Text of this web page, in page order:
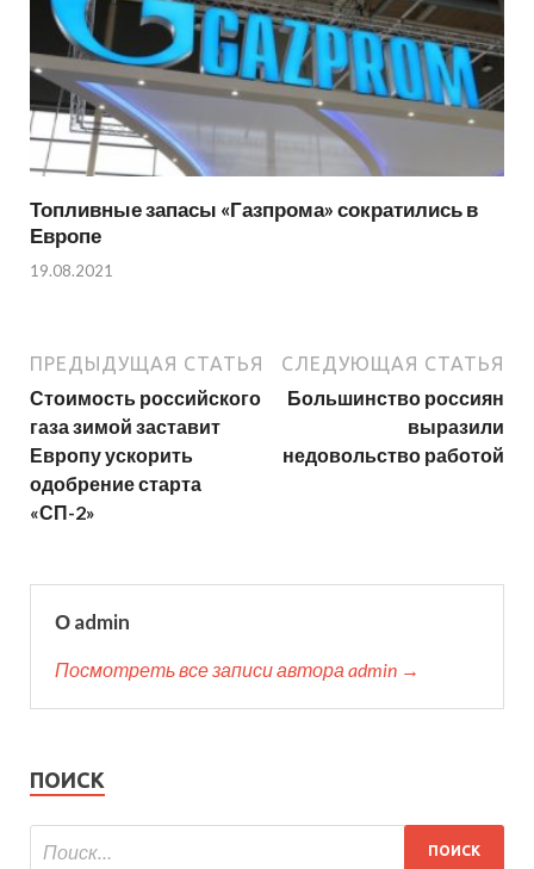
Топливные запасы «Газпрома» сократились в
Европе
19.08.2021
ПРЕДЫДУЩАЯ СТАТЬЯ
Стоимость российского
газа зимой заставит
Европу ускорить
одобрение старта
«СП-2»
СЛЕДУЮЩАЯ СТАТЬЯ
Большинство россиян
выразили
недовольство работой
О admin
Посмотреть все записи автора admin →
ПОИСК